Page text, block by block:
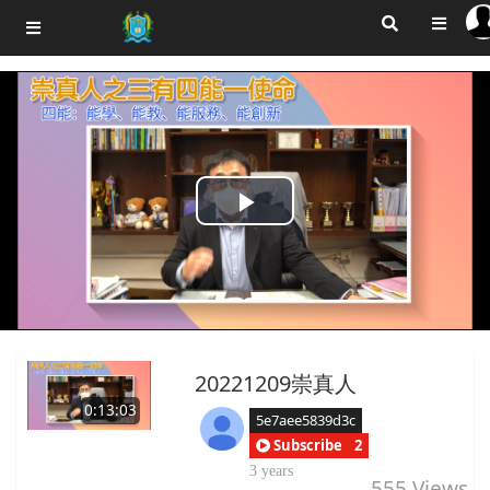
Play
Video
0:13:03
20221209崇真人
5e7aee5839d3c
Subscribe
2
3 years